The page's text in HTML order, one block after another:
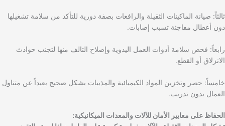
ثالثاً: صيانة الماكينات الثقيلة والرافعات بصفة دورية للتأكد من سلامة تشغيلها
دون أعطال مفاجئة تسبب إصابات.
رابعاً: فحص سلامة أدوات العمل اليدوية وإصلاح التالف منها لتجنب حوادث
الانزلاق أو القطع.
خامساً: حصر وتخزين المواد الكيميائية والمذيبات بشكل صحيح بعيداً عن متناول
العمال بدون تدريب.
الحفاظ على معايير الأمان للآلات والمعدات الميكانيكية: